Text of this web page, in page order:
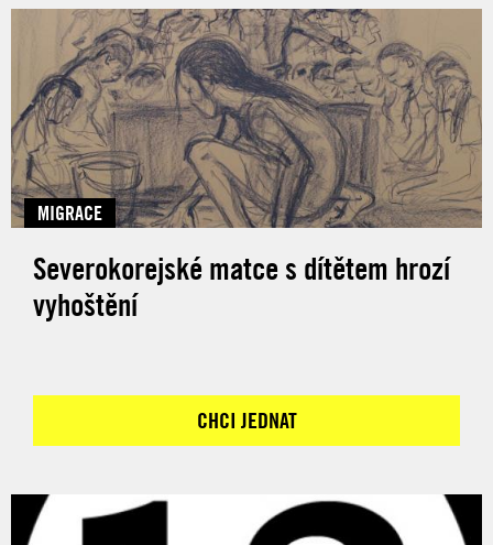
MIGRACE
Severokorejské matce s dítětem hrozí
vyhoštění
CHCI JEDNAT